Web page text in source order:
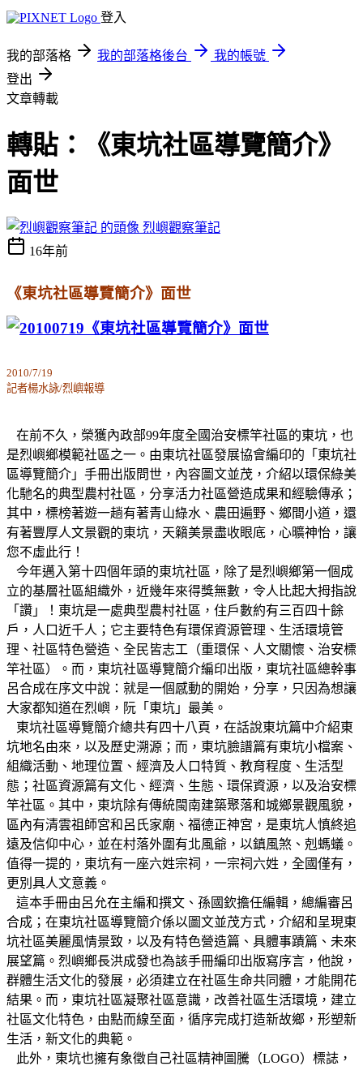
登入
我的部落格 我的部落格後台
我的帳號
登出
文章轉載
轉貼：《東坑社區導覽簡介》
面世
烈嶼觀察筆記
16年前
《東坑社區導覽簡介》面世
2010/7/19
記者楊水詠/烈嶼報導
在前不久，榮獲內政部99年度全國治安標竿社區的東坑，也
是烈嶼鄉模範社區之一。由東坑社區發展協會編印的「東坑社
區導覽簡介」手冊出版問世，內容圖文並茂，介紹以環保綠美
化馳名的典型農村社區，分享活力社區營造成果和經驗傳承；
其中，標榜著遊一趟有著青山綠水、農田遍野、鄉間小道，還
有著豐厚人文景觀的東坑，天籟美景盡收眼底，心曠神怡，讓
您不虛此行！
今年邁入第十四個年頭的東坑社區，除了是烈嶼鄉第一個成
立的基層社區組織外，近幾年來得獎無數，令人比起大拇指說
「讚」！東坑是一處典型農村社區，住戶數約有三百四十餘
戶，人口近千人；它主要特色有環保資源管理、生活環境管
理、社區特色營造、全民皆志工（重環保、人文關懷、治安標
竿社區）。而，東坑社區導覽簡介編印出版，東坑社區總幹事
呂合成在序文中說：就是一個感動的開始，分享，只因為想讓
大家都知道在烈嶼，阮「東坑」最美。
東坑社區導覽簡介總共有四十八頁，在話說東坑篇中介紹東
坑地名由來，以及歷史溯源；而，東坑臉譜篇有東坑小檔案、
組織活動、地理位置、經濟及人口特質、教育程度、生活型
態；社區資源篇有文化、經濟、生態、環保資源，以及治安標
竿社區。其中，東坑除有傳統閩南建築聚落和城鄉景觀風貌，
區內有清雲祖師宮和呂氏家廟、福德正神宮，是東坑人慎終追
遠及信仰中心，並在村落外圍有北風爺，以鎮風煞、剋螞蟻。
值得一提的，東坑有一座六姓宗祠，一宗祠六姓，全國僅有，
更別具人文意義。
這本手冊由呂允在主編和撰文、孫國欽擔任編輯，總編審呂
合成；在東坑社區導覽簡介係以圖文並茂方式，介紹和呈現東
坑社區美麗風情景致，以及有特色營造篇、具體事蹟篇、未來
展望篇。烈嶼鄉長洪成發也為該手冊編印出版寫序言，他說，
群體生活文化的發展，必須建立在社區生命共同體，才能開花
結果。而，東坑社區凝聚社區意識，改善社區生活環境，建立
社區文化特色，由點而線至面，循序完成打造新故鄉，形塑新
生活，新文化的典範。
此外，東坑也擁有象徵自己社區精神圖騰（LOGO）標誌，